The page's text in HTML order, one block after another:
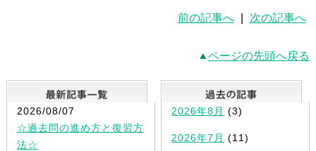
前の記事へ 次の記事へ
ページの先頭へ戻る
最新記事一覧
2026/08/07
☆過去問の進め方と復習方
法☆
2026年8月 (3)
2026年7月 (11)